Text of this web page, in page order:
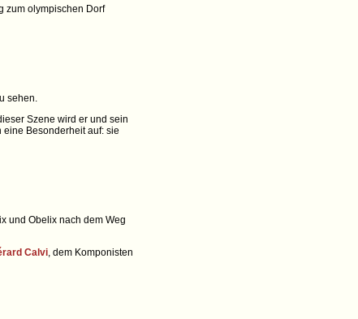
zum olympischen Dorf
sehen.
Szene wird er und sein
Besonderheit auf: sie
und Obelix nach dem Weg
Calvi , dem Komponisten